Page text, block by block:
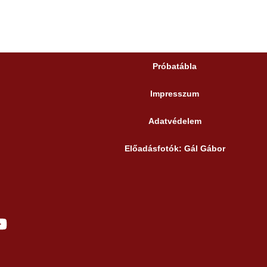
Próbatábla
Impresszum
Adatvédelem
Előadásfotók: Gál Gábor